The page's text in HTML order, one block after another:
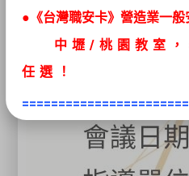
●《台灣職安卡》營造業一般
中壢/桃園教室，
任選
！
●最新推出移工初訓
車》、《堆高機操作